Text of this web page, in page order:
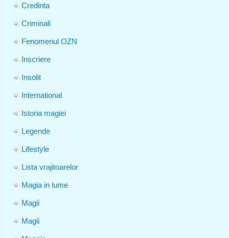
Credinta
Criminali
Fenomenul OZN
Inscriere
Insolit
International
Istoria magiei
Legende
Lifestyle
Lista vrajitoarelor
Magia in lume
Magii
Magii